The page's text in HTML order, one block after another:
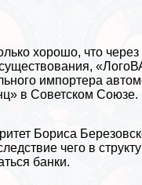
хорошо, что через
импортера
в Советском Союзе.
Бориса
чего в
банки.